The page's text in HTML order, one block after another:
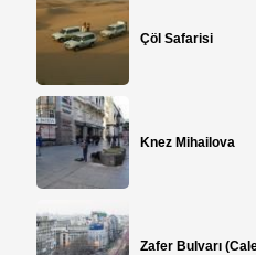
Çöl Safarisi
Knez Mihailova
Zafer Bulvarı